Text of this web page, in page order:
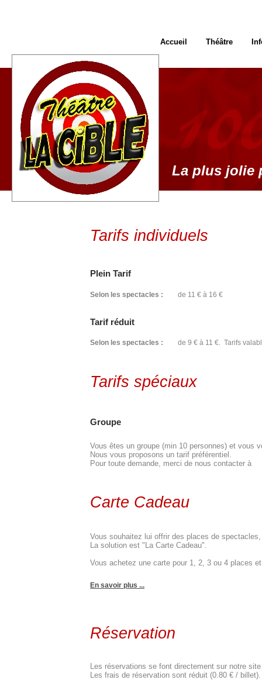
Tarifs individuels
Plein Tarif
Selon les spectacles : de 11 € à 16 €
Tarif réduit
Selon les spectacles : de 9 € à 11 €. Tarifs
Tarifs spéciaux
Groupe
La plus jolie
Accueil Théâtre
Vous êtes un groupe (min 10 personnes) et vous
Nous vous proposons un tarif préférentiel.
Pour toute demande, merci de nous contacter à
Vous souhaitez lui offrir des places de
La solution est "La Carte Cadeau".
Vous achetez une carte pour 1, 2, 3 ou 4 places
Carte Cadeau
En savoir plus ...
Réservation
Les réservations se font directement sur notre
Les frais de réservation sont réduit (0.80 € / billet).